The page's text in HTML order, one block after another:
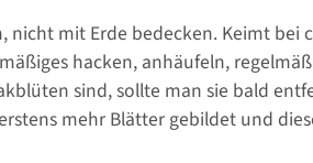
mit Erde bedecken. Keimt bei
hacken, anhäufeln,
sind, sollte man sie bald
mehr Blätter gebildet und